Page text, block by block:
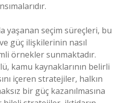
yaşanan seçim süreçleri, bu
güç ilişkilerinin nasıl
örnekler sunmaktadır.
kamu kaynaklarının belirli
içeren stratejiler, halkın
bir güç kazanılmasına